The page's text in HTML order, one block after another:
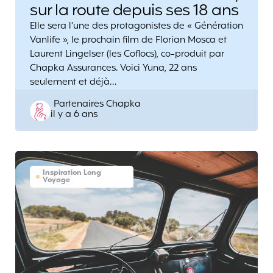
sur la route depuis ses 18 ans
Elle sera l’une des protagonistes de « Génération
Vanlife », le prochain film de Florian Mosca et
Laurent Lingelser (les Coflocs), co-produit par
Chapka Assurances. Voici Yuna, 22 ans
seulement et déjà…
Posted
by
Partenaires Chapka
il y a 6 ans
Inspiration Long
Voyage